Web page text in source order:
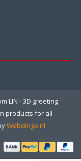
LIN - 3D greeting
products for all
Webdinge.nl